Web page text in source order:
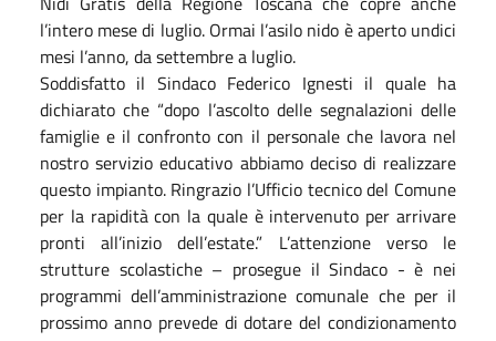
l’intero mese di luglio. Ormai l’asilo nido è aperto undici
mesi l’anno, da settembre a luglio.
Soddisfatto il Sindaco Federico Ignesti il quale ha
dichiarato che “dopo l’ascolto delle segnalazioni delle
famiglie e il confronto con il personale che lavora nel
nostro servizio educativo abbiamo deciso di realizzare
questo impianto. Ringrazio l’Ufficio tecnico del Comune
per la rapidità con la quale è intervenuto per arrivare
pronti all’inizio dell’estate.” L’attenzione verso le
strutture scolastiche – prosegue il Sindaco - è nei
programmi dell’amministrazione comunale che per il
prossimo anno prevede di dotare del condizionamento